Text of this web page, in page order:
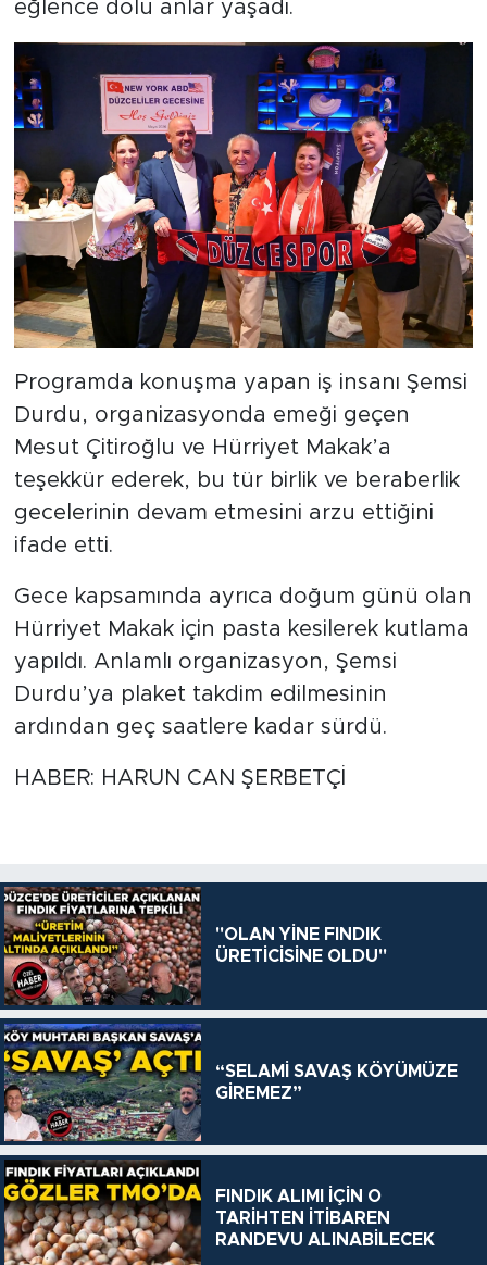
eğlence dolu anlar yaşadı.
Programda konuşma yapan iş insanı Şemsi
Durdu, organizasyonda emeği geçen
Mesut Çitiroğlu ve Hürriyet Makak’a
teşekkür ederek, bu tür birlik ve beraberlik
gecelerinin devam etmesini arzu ettiğini
ifade etti.
Gece kapsamında ayrıca doğum günü olan
Hürriyet Makak için pasta kesilerek kutlama
yapıldı. Anlamlı organizasyon, Şemsi
Durdu’ya plaket takdim edilmesinin
ardından geç saatlere kadar sürdü.
HABER: HARUN CAN ŞERBETÇİ
"OLAN YİNE FINDIK
ÜRETİCİSİNE OLDU"
“SELAMİ SAVAŞ KÖYÜMÜZE
GİREMEZ”
FINDIK ALIMI İÇİN O
TARİHTEN İTİBAREN
RANDEVU ALINABİLECEK